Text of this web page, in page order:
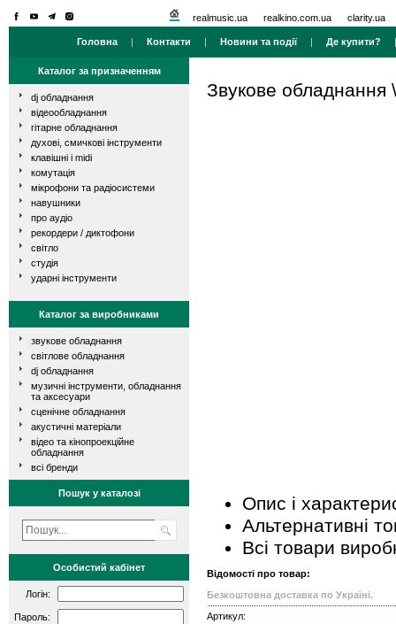
realmusic.ua realkino.com.ua clarity.ua
Головна | Контакти | Новини та події| Де купити?
Каталог за призначенням
dj обладнання
відеообладнання
гітарне обладнання
духові, смичкові інструменти
клавішні і midi
комутація
мікрофони та радіосистеми
навушники
про аудіо
рекордери / диктофони
світло
студія
ударні інструменти
Каталог за виробниками
звукове обладнання
світлове обладнання
dj обладнання
музичні інструменти, обладнання
та аксесуари
сценічне обладнання
акустичні матеріали
відео та кінопроекційне
обладнання
всі бренди
Пошук у каталозі
Особистий кабінет
Логін:
Пароль:
Звукове обладнання
Опис і
Альтернативні
Всі товари
Відомості про товар:
Безкоштовна доставка по Україні.
Артикул: